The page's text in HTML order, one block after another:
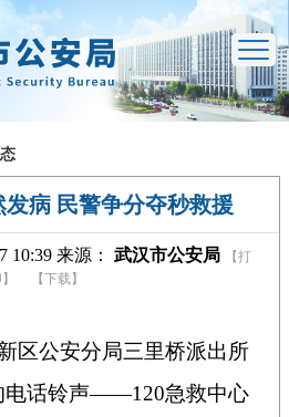
病 民警争分夺秒救援
10:39 来源： 武汉市公安局
【打
【下载】
区公安分局三里桥派出所
电话铃声——120急救中心